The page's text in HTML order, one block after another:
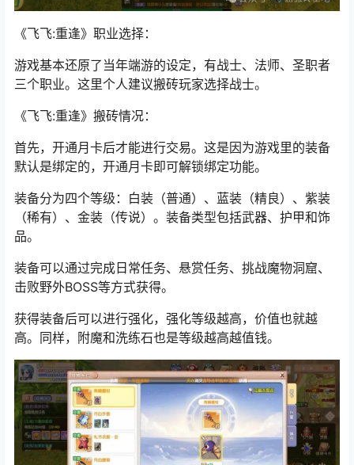
《飞飞:重逢》 职业选择：
游戏基本还原了当年端游的设定，有战士、法师、 圣职者
三个职业。这里个人建议搬砖玩家选择战士。
《飞飞:重逢》 搬砖情况：
首先，开通月卡后才能进行交易。这是因为游戏里的装备
默认是绑定的，开通月卡即可解锁绑定功能。
装备分为四个等级：白装（普通）、蓝装（精良）、紫装
（稀有）、金装（传说）。装备类型包括武器、护甲和饰
品。
装备可以通过完成日常任务、悬赏任务、挑战魔物洞窟、
击败野外BOSS等方式获得。
获得装备后可以进行强化，强化等级越高，价值也就越
高。同样，附魔和洗练石也是等级越高越值钱。